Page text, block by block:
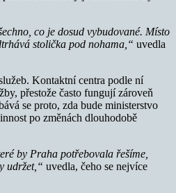
co je dosud vybudované. Místo
stolička pod nohama,“ uvedla
Kontaktní centra podle ní
přestože často fungují zároveň
se proto, zda bude ministerstvo
po změnách dlouhodobě
by Praha potřebovala řešíme,
udržet,“ uvedla, čeho se nejvíce